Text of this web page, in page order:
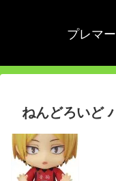
プレマ
ねんどろいど